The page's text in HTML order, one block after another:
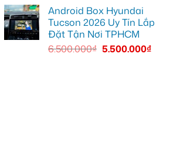
Android Box Hyundai
Tucson 2026 Uy Tín Lắp
Đặt Tận Nơi TPHCM
6.500.000₫ 5.500.000₫